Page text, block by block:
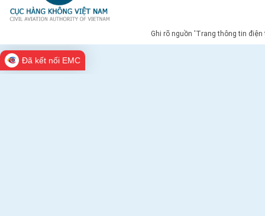
Ghi rõ nguồn 'Trang thông tin
Đã kết nối EMC